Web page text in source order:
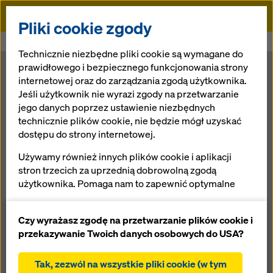
Doka
Urodziny najwyższego budynku na świecie
Urodziny
najwyższego
budynku na
świecie
30.01.2017 |Aktualności
Pliki cookie zgody
Technicznie niezbędne pliki cookie są wymagane do
prawidłowego i bezpiecznego funkcjonowania strony
internetowej oraz do zarządzania zgodą użytkownika.
Jeśli użytkownik nie wyrazi zgody na przetwarzanie
jego danych poprzez ustawienie niezbędnych
technicznie plików cookie, nie będzie mógł uzyskać
dostępu do strony internetowej.
Używamy również innych plików cookie i aplikacji
stron trzecich za uprzednią dobrowolną zgodą
użytkownika. Pomaga nam to zapewnić optymalne
ciągłe ulepszanie funkcjonalności naszej strony
internetowej (funkcjonalne i statystyczne pliki
ułatwienie sprawnego procesu zakupu podczas
Czy wyrażasz zgodę na przetwarzanie plików cookie i
przekazywanie Twoich danych osobowych do USA?
Tak, zezwól na wszystkie pliki cookie (w tym